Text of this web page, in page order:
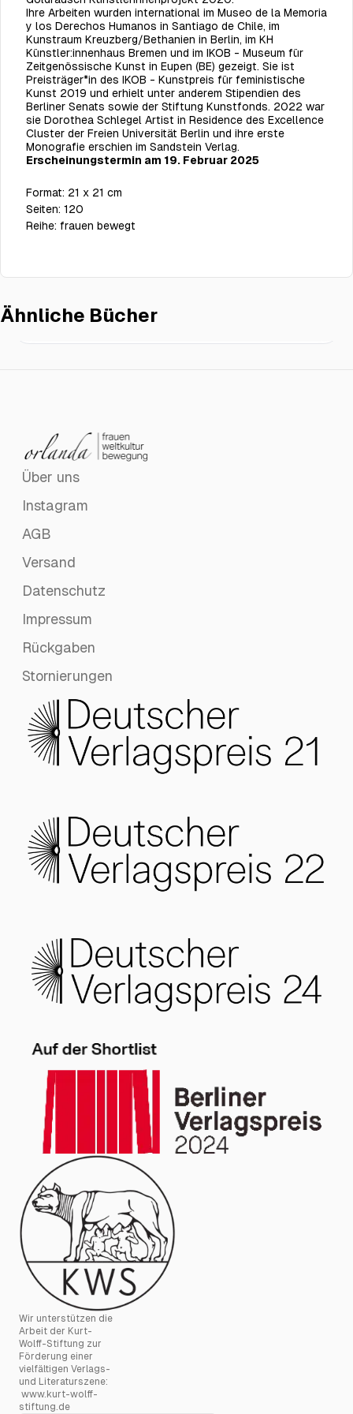
Ihre Arbeiten wurden international im Museo de la Memoria
y los Derechos Humanos in Santiago de Chile, im
Kunstraum Kreuzberg/Bethanien in Berlin, im KH
Künstler:innenhaus Bremen und im IKOB - Museum für
Zeitgenössische Kunst in Eupen (BE) gezeigt. Sie ist
Preisträger*in des IKOB - Kunstpreis für feministische
Kunst 2019 und erhielt unter anderem Stipendien des
Berliner Senats sowie der Stiftung Kunstfonds. 2022 war
sie Dorothea Schlegel Artist in Residence des Excellence
Cluster der Freien Universität Berlin und ihre erste
Monografie erschien im Sandstein Verlag.
Erscheinungstermin am 19. Februar 2025
Format: 21 x 21 cm
Seiten: 120
Reihe: frauen bewegt
Ähnliche Bücher
Über uns
Instagram
AGB
Versand
Datenschutz
Impressum
Rückgaben
Stornierungen
Wir unterstützen die
Arbeit der Kurt-
Wolff-Stiftung zur
Förderung einer
vielfältigen Verlags-
und Literaturszene:
www.kurt-wolff-
stiftung.de